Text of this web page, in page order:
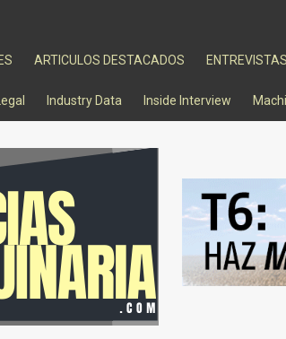
ARTICULOS DESTACADOS ENTREVISTAS
Industry Data Inside Interview